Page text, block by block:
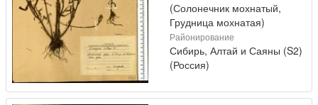
(Солонечник мохнатый,
Грудница мохнатая)
Районирование
Сибирь, Алтай и Саяны (S2)
(Россия)